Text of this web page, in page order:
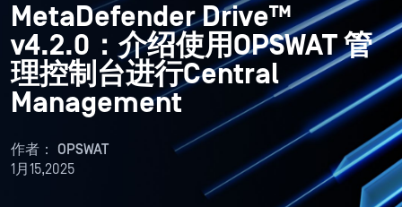
MetaDefender Drive™
v4.2.0：介绍使用OPSWAT 管
理控制台进行Central
Management
作者： OPSWAT
1月15,2025